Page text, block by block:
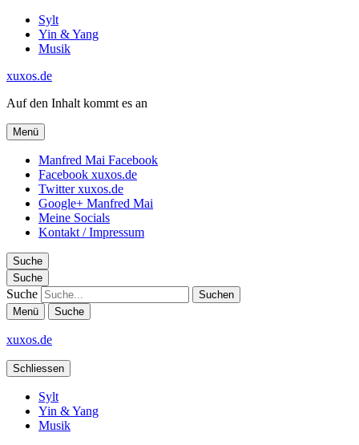
Sylt
Yin & Yang
Musik
xuxos.de
Auf den Inhalt kommt es an
Menü
Manfred Mai Facebook
Facebook xuxos.de
Twitter xuxos.de
Google+ Manfred Mai
Meine Socials
Kontakt / Impressum
Suche
Suche
Suche
Menü Suche
xuxos.de
Schliessen
Sylt
Yin & Yang
Musik